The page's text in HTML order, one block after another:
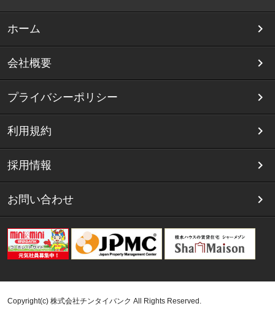
ホーム
会社概要
プライバシーポリシー
利用規約
採用情報
お問い合わせ
Copyright(c) 株式会社チンタイバンク All Rights Reserved.